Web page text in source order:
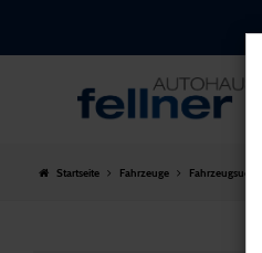
Hauptinhalt
Startseite Fahrzeuge Fahrzeugsuche